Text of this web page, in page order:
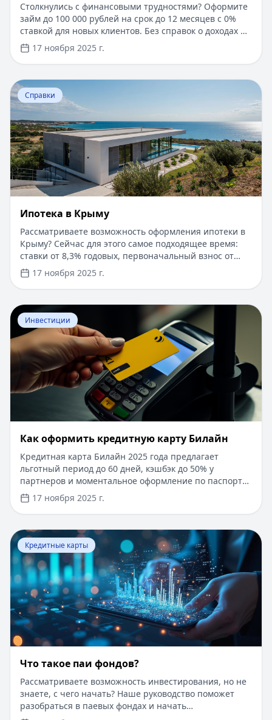
Столкнулись с финансовыми трудностями? Оформите
займ до 100 000 рублей на срок до 12 месяцев с 0%
ставкой для новых клиентов. Без справок о доходах и
документов — решение за 5 минут. Получите деньги
быстро и прозрачно через проверенные сервисы.
17 ноября 2025 г.
Перейти к статье:
Справки
Ипотека в Крыму
Рассматриваете возможность оформления ипотеки в
Крыму? Сейчас для этого самое подходящее время:
ставки от 8,3% годовых, первоначальный взнос от
15%, срок рассмотрения заявки — от 1 дня. Доступны
программы господдержки с пониженной ставкой от
6%. Одобрение без подтверждения дохода справкой
2-НДФЛ, достаточно выписки по счету. Срок
кредитования — до 30 лет.
17 ноября 2025 г.
Перейти к статье: ​Как оформить кредитную карту
Инвестиции
​Как оформить кредитную карту Билайн
Кредитная карта Билайн 2025 года предлагает
льготный период до 60 дней, кэшбэк до 50% у
партнеров и моментальное оформление по паспорту.
Заемные средства до 300 000 рублей доступны без
подтверждения дохода. Узнайте, как получить карту с
выгодными условиями и управлять финансами
эффективно. Для сравнения кредитных продуктов и
выбора оптимального решения воспользуйтесь
сервисом Кредитный Зай, где собраны актуальные
предложения от ведущих банков
17 ноября 2025 г.
Перейти к статье:Что такое паи фондов?
Кредитные карты
Что такое паи фондов?
Рассматриваете возможность инвестирования, но не
знаете, с чего начать? Наше руководство поможет
разобраться в паевых фондах и начать